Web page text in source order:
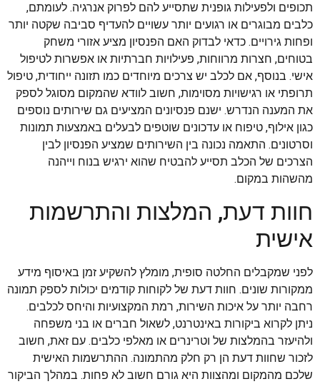
תכופים ולפעילות גופנית שתסייע להם לפרוק אנרגיה. לעומתם,
כלבים מבוגרים או רגועים יותר עשויים להעדיף סביבה שקטה יותר
ופחות גירויים. כדאי לבדוק האם הפנסיון מציע אזורי משחק
בטוחים, חצרות מרווחות, פעילויות חברתיות או אפשרות לטיפול
אישי. בנוסף, אם לכלב יש צרכים מיוחדים כמו תזונה ייחודית, טיפול
תרופתי או רגישויות מסוימות, חשוב לוודא שהמקום מסוגל לספק
את המענה הנדרש. ישנם פנסיונים המציעים גם שירותים נוספים
כגון אילוף, טיפוח או עדכונים שוטפים לבעלים באמצעות תמונות
וסרטונים. התאמה נכונה בין השירותים שמציע הפנסיון לבין
הצרכים של הכלב תסייע להבטיח שהוא ירגיש בנוח וייהנה
מהשהות במקום.
חוות דעת, המלצות והתרשמות
אישית
לפני שמקבלים החלטה סופית, מומלץ להשקיע זמן באיסוף מידע
ממקורות שונים. חוות דעת של לקוחות קודמים יכולות לספק תמונה
רחבה יותר על איכות השירות, רמת המקצועיות והיחס לכלבים.
ניתן לקרוא ביקורות באינטרנט, לשאול חברים או בני משפחה
ולהיעזר בהמלצות של וטרינרים או מאלפי כלבים. עם זאת, חשוב
לזכור שחוות דעת הן רק חלק מהתמונה. ההתרשמות האישית
שלכם מהמקום ומהצוות היא גורם חשוב לא פחות. במהלך הביקור